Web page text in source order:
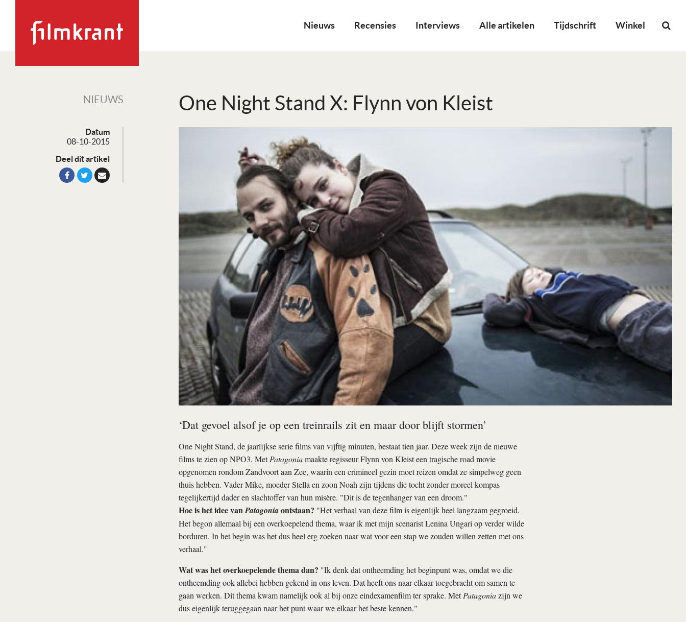
Nieuws Recensies Interviews Alle artikelen Tijdschrift Winkel
NIEUWS One Night Stand X: Flynn von Kleist
Datum
08-10-2015
Deel dit artikel
‘Dat gevoel alsof je op een treinrails zit en maar door blijft stormen’
One Night Stand, de jaarlijkse serie films van vijftig minuten, bestaat tien jaar. Deze week zijn de nieuwe
films te zien op NPO3. MetPatagoniamaakte regisseur Flynn von Kleist een tragische road movie
opgenomen rondom Zandvoort aan Zee, waarin een crimineel gezin moet reizen omdat ze simpelweg geen
thuis hebben. Vader Mike, moeder Stella en zoon Noah zijn tijdens die tocht zonder moreel kompas
tegelijkertijd dader en slachtoffer van hun misère. "Dit is de tegenhanger van een droom."
Hoe is het idee vanPatagoniaontstaan? "Het verhaal van deze film is eigenlijk heel langzaam gegroeid.
Het begon allemaal bij een overkoepelend thema, waar ik met mijn scenarist Lenina Ungari op verder wilde
borduren. In het begin was het dus heel erg zoeken naar wat voor een stap we zouden willen zetten met ons
verhaal."
Wat was het overkoepelende thema dan? "Ik denk dat ontheemding het beginpunt was, omdat we die
ontheemding ook allebei hebben gekend in ons leven. Dat heeft ons naar elkaar toegebracht om samen te
gaan werken. Dit thema kwam namelijk ook al bij onze eindexamenfilm ter sprake. MetPatagoniazijn we
dus eigenlijk teruggegaan naar het punt waar we elkaar het beste kennen."